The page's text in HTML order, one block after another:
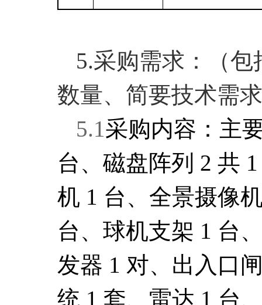
5.采购需求：（
数量、简要技术需
5.1采购内容： 主
台、磁盘阵列 2 共
机 1 台、全景摄像
台、球机支架 1 台
发器 1 对、出入口
统 1 套、雷达 1 台